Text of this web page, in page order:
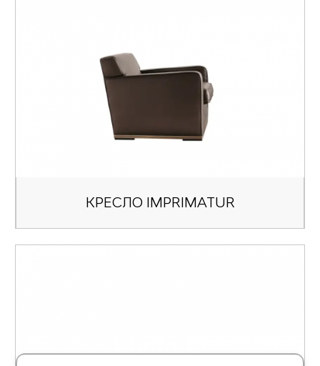
КРЕСЛО IMPRIMATUR